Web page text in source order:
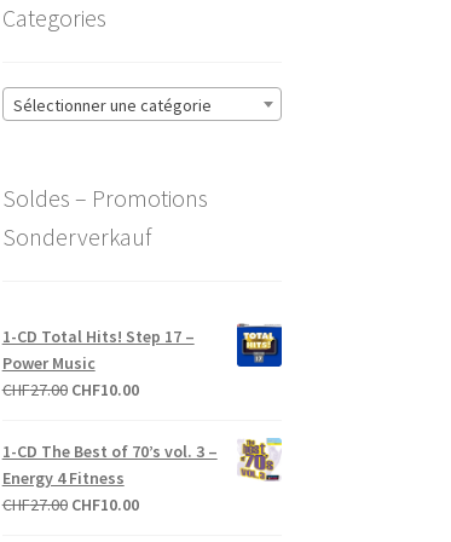
Categories
Sélectionner une catégorie
Soldes – Promotions
Sonderverkauf
1-CD Total Hits! Step 17 –
Power Music
CHF27.00 Le
initial
était :
CHF27.00.
CHF10.00Le
actuel
CHF10.00.
1-CD The Best of 70’s vol. 3 –
Energy 4 Fitness
CHF27.00 Le
CHF10.00Le